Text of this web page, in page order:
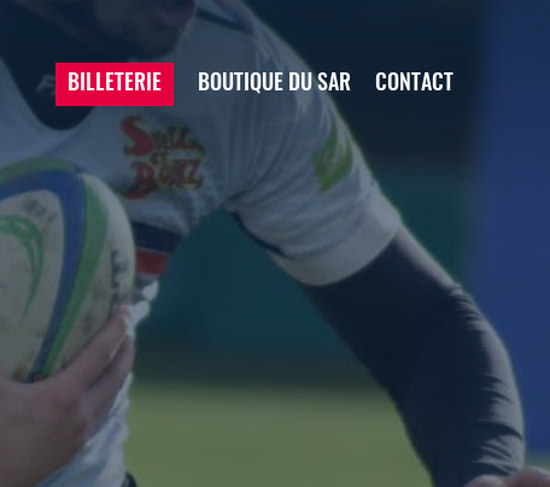
BILLETERIE BOUTIQUE DU SAR CONTACT